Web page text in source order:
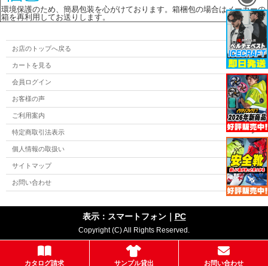
環境保護のため、簡易包装を心がけております。箱梱包の場合はメーカーの
箱を再利用してお送りします。
カタログ請求 サンプル貸出 お問い合わせ
お店のトップへ戻る
カートを見る
会員ログイン
お客様の声
ご利用案内
特定商取引法表示
個人情報の取扱い
サイトマップ
お問い合わせ
表示：スマートフォン｜ PC
Copyright (C) All Rights Reserved.